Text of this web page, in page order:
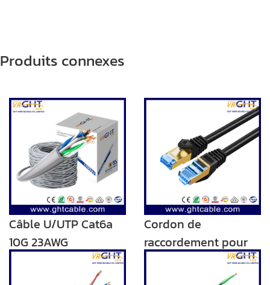
Produits connexes
Câble U/UTP Cat6a
10G 23AWG
Cordon de
raccordement pour